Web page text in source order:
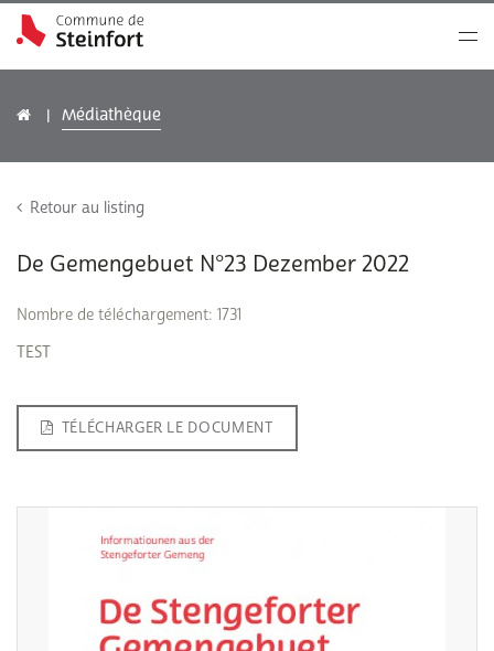
Médiathèque
Retour au listing
De Gemengebuet N°23 Dezember 2022
Nombre de téléchargement: 1731
TEST
TÉLÉCHARGER LE DOCUMENT